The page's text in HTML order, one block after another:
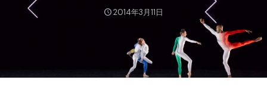
2014年3月11日